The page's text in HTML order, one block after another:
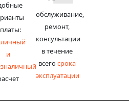
и
обслуживание,
ремонт,
консультации
в течение
всегосрока
эксплуатации